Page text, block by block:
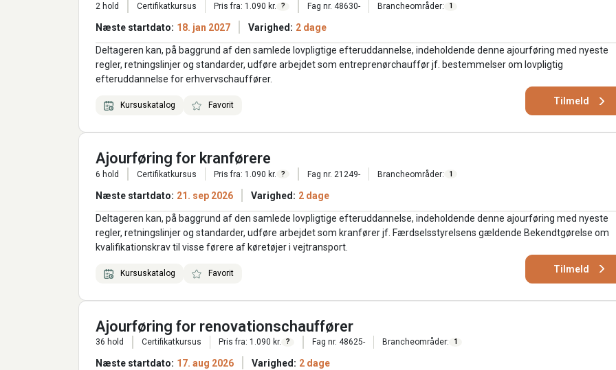
2 hold Certifikatkursus Pris fra: 1.090 kr. ? Fag nr. 48630- Brancheområder: 1
Næste startdato: 18. jan 2027 Varighed: 2 dage
Deltageren kan, på baggrund af den samlede lovpligtige efteruddannelse, indeholdende denne ajourføring med nyeste
regler, retningslinjer og standarder, udføre arbejdet som entreprenørchauffør jf. bestemmelser om lovpligtig
efteruddannelse for erhvervschauffører.
Kursuskatalog Favorit Tilmeld
Ajourføring for kranførere
6 hold Certifikatkursus Pris fra: 1.090 kr. ? Fag nr. 21249- Brancheområder: 1
Næste startdato: 21. sep 2026 Varighed: 2 dage
Deltageren kan, på baggrund af den samlede lovpligtige efteruddannelse, indeholdende denne ajourføring med nyeste
regler, retningslinjer og standarder, udføre arbejdet som kranfører jf. Færdselsstyrelsens gældende Bekendtgørelse om
kvalifikationskrav til visse førere af køretøjer i vejtransport.
Kursuskatalog Favorit Tilmeld
Ajourføring for renovationschauffører
36 hold Certifikatkursus Pris fra: 1.090 kr. ? Fag nr. 48625- Brancheområder: 1
Næste startdato: 17. aug 2026 Varighed: 2 dage